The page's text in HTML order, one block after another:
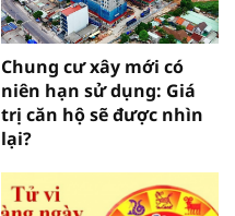
Chung cư xây mới có
niên hạn sử dụng: Giá
trị căn hộ sẽ được nhìn
lại?